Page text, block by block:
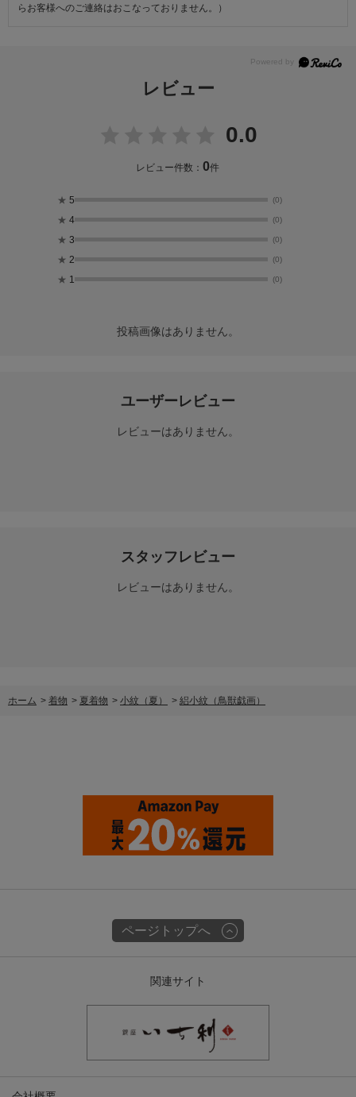
らお客様へのご連絡はおこなっておりません。）
レビュー
0.0
レビュー件数：0件
★ 5 (0)
★ 4 (0)
★ 3 (0)
★ 2 (0)
★ 1 (0)
投稿画像はありません。
ユーザーレビュー
レビューはありません。
スタッフレビュー
レビューはありません。
ホーム > 着物 > 夏着物 > 小紋（夏） > 絽小紋（鳥獣戯画）
ページトップへ
関連サイト